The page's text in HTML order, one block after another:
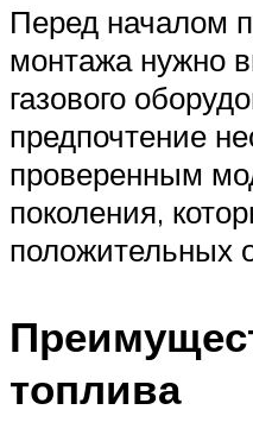
Перед началом
монтажа нужно
газового
предпочтение
проверенным
поколения,
положительных
топлива